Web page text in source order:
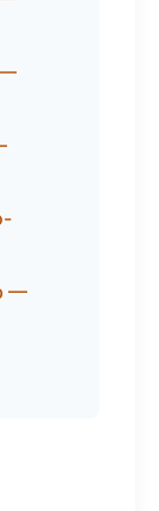
—
—